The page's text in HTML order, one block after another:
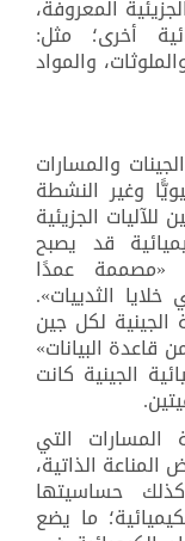
المعروفة،
أخرى؛ مثل:
والمواد
والمسارات
وغير النشطة
الجزيئية
قد يصبح
«مصممة عمدًا
الثدييات».
الجينية لكل جين
البيانات»
الجينية كانت
.
المسارات التي
الذاتية،
حساسيتها
ما يضع